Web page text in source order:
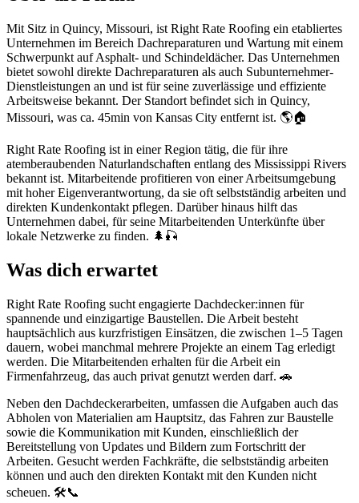
Mit Sitz in Quincy, Missouri, ist Right Rate Roofing ein etabliertes
Unternehmen im Bereich Dachreparaturen und Wartung mit einem
Schwerpunkt auf Asphalt- und Schindeldächer. Das Unternehmen
bietet sowohl direkte Dachreparaturen als auch Subunternehmer-
Dienstleistungen an und ist für seine zuverlässige und effiziente
Arbeitsweise bekannt. Der Standort befindet sich in Quincy,
Missouri, was ca. 45min von Kansas City entfernt ist. 🌎🏠
Right Rate Roofing ist in einer Region tätig, die für ihre
atemberaubenden Naturlandschaften entlang des Mississippi Rivers
bekannt ist. Mitarbeitende profitieren von einer Arbeitsumgebung
mit hoher Eigenverantwortung, da sie oft selbstständig arbeiten und
direkten Kundenkontakt pflegen. Darüber hinaus hilft das
Unternehmen dabei, für seine Mitarbeitenden Unterkünfte über
lokale Netzwerke zu finden. 🌲🎣
Was dich erwartet
Right Rate Roofing sucht engagierte Dachdecker:innen für
spannende und einzigartige Baustellen. Die Arbeit besteht
hauptsächlich aus kurzfristigen Einsätzen, die zwischen 1–5 Tagen
dauern, wobei manchmal mehrere Projekte an einem Tag erledigt
werden. Die Mitarbeitenden erhalten für die Arbeit ein
Firmenfahrzeug, das auch privat genutzt werden darf. 🚗
Neben den Dachdeckerarbeiten, umfassen die Aufgaben auch das
Abholen von Materialien am Hauptsitz, das Fahren zur Baustelle
sowie die Kommunikation mit Kunden, einschließlich der
Bereitstellung von Updates und Bildern zum Fortschritt der
Arbeiten. Gesucht werden Fachkräfte, die selbstständig arbeiten
können und auch den direkten Kontakt mit den Kunden nicht
scheuen. 🛠️📞